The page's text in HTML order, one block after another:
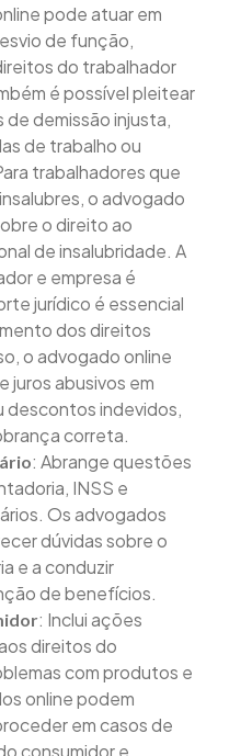
pode atuar em
de função,
do trabalhador
é possível pleitear
demissão injusta,
de trabalho ou
trabalhadores que
o advogado
o direito ao
de insalubridade. A
e empresa é
jurídico é essencial
dos direitos
o advogado online
juros abusivos em
descontos indevidos,
correta.
: Abrange questões
INSS e
Os advogados
dúvidas sobre o
e a conduzir
de benefícios.
: Inclui ações
direitos do
com produtos e
online podem
em casos de
consumidor e